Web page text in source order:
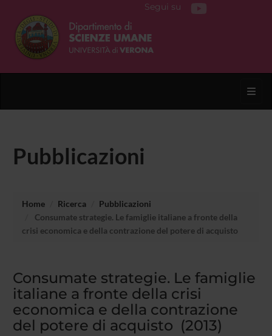
Segui su
Pubblicazioni
Home Ricerca
Pubblicazioni
Consumate strategie. Le famiglie italiane a fronte della
crisi economica e della contrazione del potere di acquisto
Consumate strategie. Le famiglie
italiane a fronte della crisi
economica e della contrazione
del potere di acquisto (2013)